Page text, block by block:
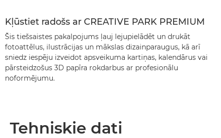
Kļūstiet radošs ar CREATIVE PARK PREMIUM
Šis tiešsaistes pakalpojums ļauj lejupielādēt un drukāt
fotoattēlus, ilustrācijas un mākslas dizainparaugus, kā arī
sniedz iespēju izveidot apsveikuma kartiņas, kalendārus vai
pārsteidzošus 3D papīra rokdarbus ar profesionālu
noformējumu.
Tehniskie dati